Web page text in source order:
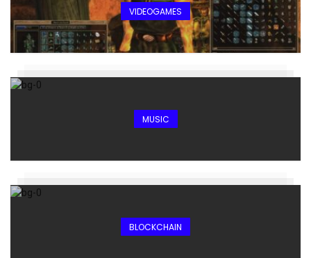
VIDEOGAMES
MUSIC
BLOCKCHAIN